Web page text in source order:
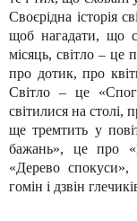
Своєрідна історія
щоб нагадати, що
місяць, світло – це
про дотик, про
Світло – це
світилися на столі,
ще тремтить у
бажань», це про
«Дерево
гомін і дзвін